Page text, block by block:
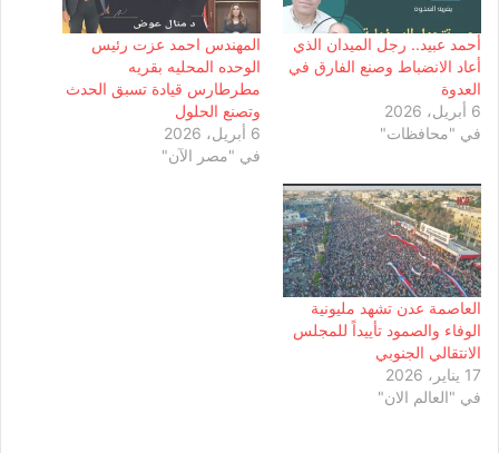
أحمد عبيد.. رجل الميدان الذي
أعاد الانضباط وصنع الفارق في
العدوة
6 أبريل، 2026
في "محافظات"
المهندس احمد عزت رئيس
الوحده المحليه بقريه
مطرطارس قيادة تسبق الحدث
وتصنع الحلول
6 أبريل، 2026
في "مصر الآن"
العاصمة عدن تشهد مليونية
الوفاء والصمود تأييداً للمجلس
الانتقالي الجنوبي
17 يناير، 2026
في "العالم الان"